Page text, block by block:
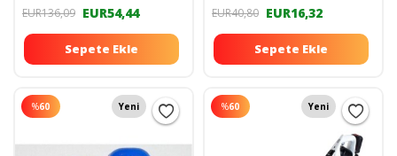
EUR136,09 EUR54,44
Sepete Ekle
EUR40,80 EUR16,32
Sepete Ekle
%60 Yeni %60 Yeni